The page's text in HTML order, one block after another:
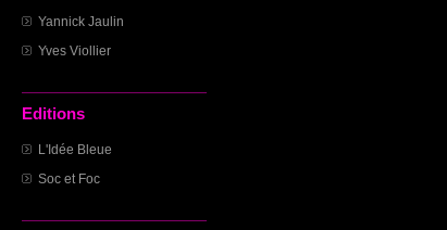
Yannick Jaulin
Yves Viollier
Editions
L'Idée Bleue
Soc et Foc